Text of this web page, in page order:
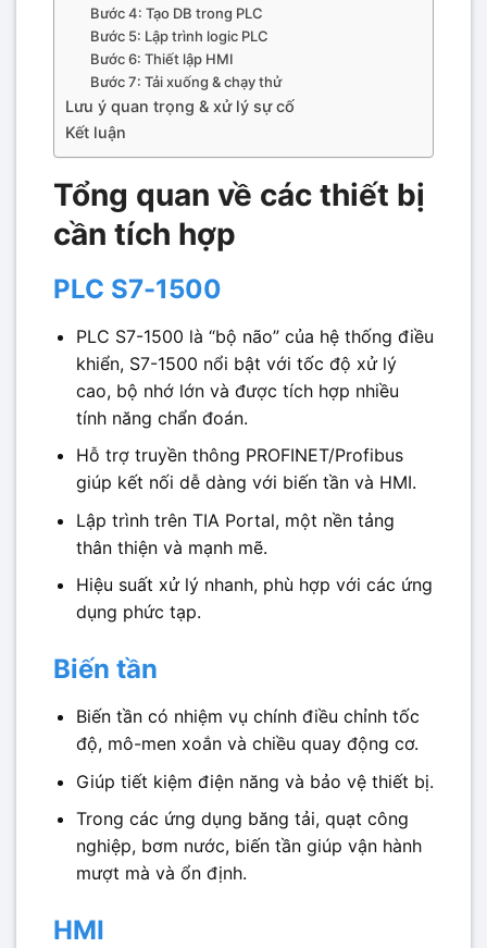
Bước 4: Tạo DB trong PLC
Bước 5: Lập trình logic PLC
Bước 6: Thiết lập HMI
Bước 7: Tải xuống & chạy thử
Lưu ý quan trọng & xử lý sự cố
Kết luận
Tổng quan về các thiết bị
cần tích hợp
PLC S7-1500
PLC S7-1500 là “bộ não” của hệ thống điều
khiển, S7-1500 nổi bật với tốc độ xử lý
cao, bộ nhớ lớn và được tích hợp nhiều
tính năng chẩn đoán.
Hỗ trợ truyền thông PROFINET/Profibus
giúp kết nối dễ dàng với biến tần và HMI.
Lập trình trên TIA Portal, một nền tảng
thân thiện và mạnh mẽ.
Hiệu suất xử lý nhanh, phù hợp với các ứng
dụng phức tạp.
Biến tần
Biến tần có nhiệm vụ chính điều chỉnh tốc
độ, mô-men xoắn và chiều quay động cơ.
Giúp tiết kiệm điện năng và bảo vệ thiết bị.
Trong các ứng dụng băng tải, quạt công
nghiệp, bơm nước, biến tần giúp vận hành
mượt mà và ổn định.
HMI